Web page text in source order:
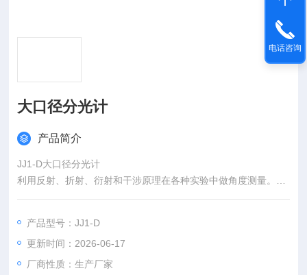
大口径分光计
产品简介
JJ1-D大口径分光计
利用反射、折射、衍射和干涉原理在各种实验中做角度测量。
主要技术指标要求：1、仪器的测角精度为1′；2、平行光管、望
远镜系统目镜焦距为24.3mm；
产品型号：JJ1-D
更新时间：2026-06-17
厂商性质：生产厂家
电话咨询